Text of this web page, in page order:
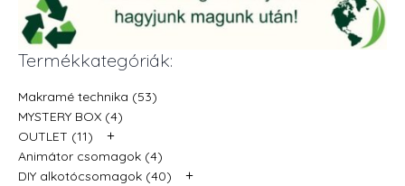
Termékkategóriák:
Makramé technika (53)
MYSTERY BOX (4)
OUTLET (11)
+
Animátor csomagok (4)
DIY alkotócsomagok (40)
+